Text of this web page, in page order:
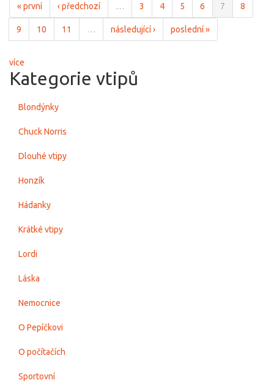
« první ‹ předchozí … 3 4 5 6 7 8
9 10 11 … následující › poslední »
více
Kategorie vtipů
Blondýnky
Chuck Norris
Dlouhé vtipy
Honzík
Hádanky
Krátké vtipy
Lordi
Láska
Nemocnice
O Pepíčkovi
O počítačích
Sportovní